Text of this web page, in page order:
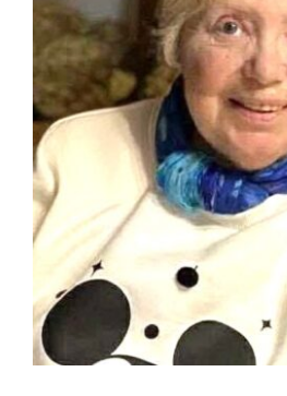
Décès de
Danielle
(06/10/1947-
nécrologies